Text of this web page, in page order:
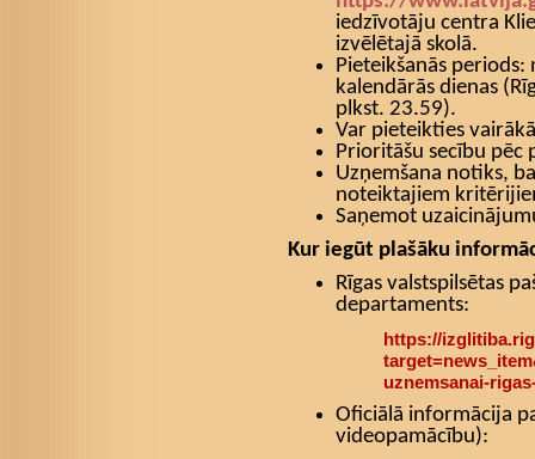
iedzīvotāju centra
izvēlētajā skolā.
Pieteikšanās
kalendārās dienas
plkst. 23.59).
Var pieteikties
Prioritāšu secību pēc
Uzņemšana notiks,
noteiktajiem
Saņemot
Kur iegūt plašāku
Rīgas valstspilsētas
departaments:
https://
uznemsanai-
Oficiālā informācija
videopamācību):